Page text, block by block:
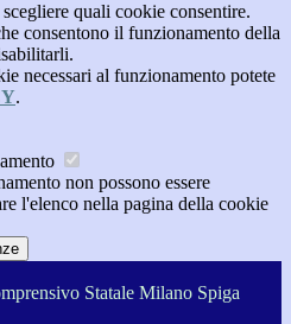
quali cookie consentire.
consentono il funzionamento della
necessari al funzionamento potete
.
non possono essere
l'elenco nella pagina della cookie
Statale Milano Spiga